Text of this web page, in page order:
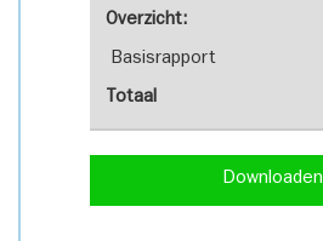
Overzicht:
Basisrapport
Totaal
Downloaden